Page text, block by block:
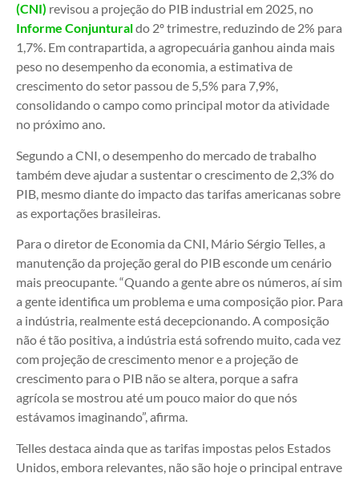
(CNI) revisou a projeção do PIB industrial em 2025, no
Informe Conjunturaldo 2º trimestre, reduzindo de 2% para
1,7%. Em contrapartida, a agropecuária ganhou ainda mais
peso no desempenho da economia, a estimativa de
crescimento do setor passou de 5,5% para 7,9%,
consolidando o campo como principal motor da atividade
no próximo ano.
Segundo a CNI, o desempenho do mercado de trabalho
também deve ajudar a sustentar o crescimento de 2,3% do
PIB, mesmo diante do impacto das tarifas americanas sobre
as exportações brasileiras.
Para o diretor de Economia da CNI, Mário Sérgio Telles, a
manutenção da projeção geral do PIB esconde um cenário
mais preocupante. “Quando a gente abre os números, aí sim
a gente identifica um problema e uma composição pior. Para
a indústria, realmente está decepcionando. A composição
não é tão positiva, a indústria está sofrendo muito, cada vez
com projeção de crescimento menor e a projeção de
crescimento para o PIB não se altera, porque a safra
agrícola se mostrou até um pouco maior do que nós
estávamos imaginando”, afirma.
Telles destaca ainda que as tarifas impostas pelos Estados
Unidos, embora relevantes, não são hoje o principal entrave